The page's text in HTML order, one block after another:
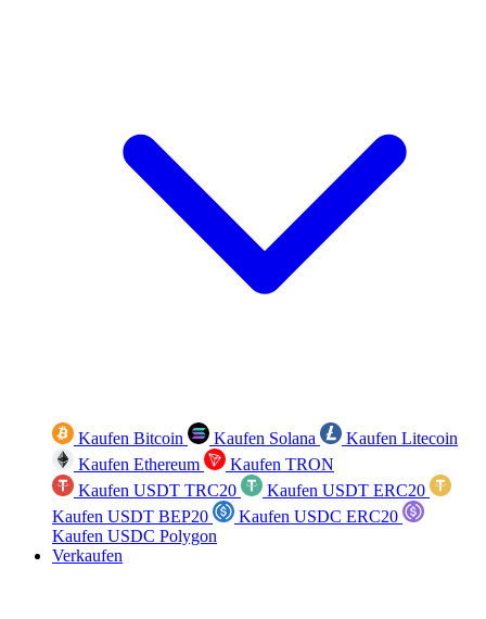
Kaufen Bitcoin Kaufen Solana
Kaufen Litecoin
Kaufen Ethereum
Kaufen TRON
Kaufen USDT TRC20
Kaufen USDT ERC20
Kaufen USDT BEP20
Kaufen USDC ERC20
Kaufen USDC Polygon
Verkaufen